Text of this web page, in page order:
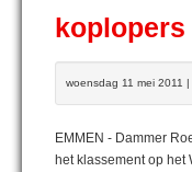
koplopers
woensdag 11 mei 2011
EMMEN - Dammer
het klassement op het